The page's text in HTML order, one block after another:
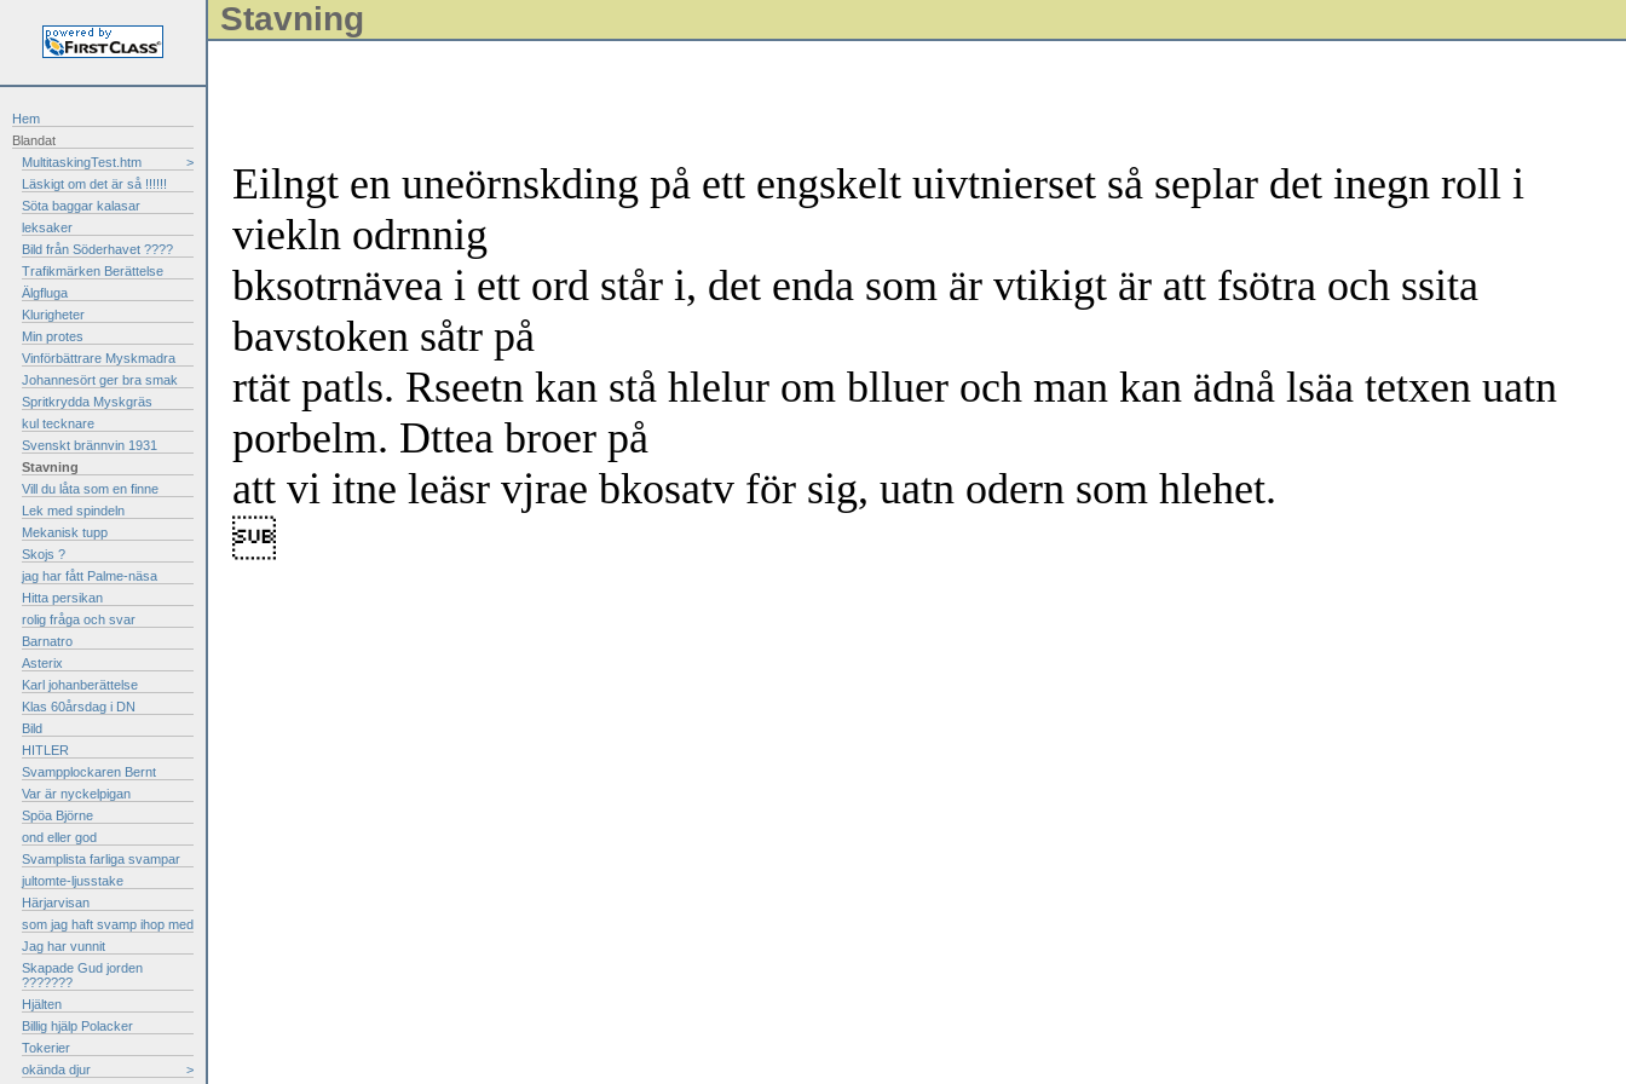
Hem
Blandat
MultitaskingTest.htm
>
Läskigt om det är så !!!!!!
Söta baggar kalasar
leksaker
Bild från Söderhavet ????
Trafikmärken Berättelse
Älgfluga
Klurigheter
Min protes
Vinförbättrare Myskmadra
Johannesört ger bra smak
Spritkrydda Myskgräs
kul tecknare
Svenskt brännvin 1931
Stavning
Vill du låta som en finne
Lek med spindeln
Mekanisk tupp
Skojs ?
jag har fått Palme-näsa
Hitta persikan
rolig fråga och svar
Barnatro
Asterix
Karl johanberättelse
Klas 60årsdag i DN
Bild
HITLER
Svampplockaren Bernt
Var är nyckelpigan
Spöa Björne
ond eller god
Svamplista farliga svampar
jultomte-ljusstake
Härjarvisan
som jag haft svamp ihop med
Jag har vunnit
Skapade Gud jorden
???????
Hjälten
Billig hjälp Polacker
Tokerier
okända djur
>
Stavning
Eilngt en uneörnskding på ett engskelt uivtnierset så seplar det inegn roll i
viekln odrnnig
bksotrnävea i ett ord står i, det enda som är vtikigt är att fsötra och ssita
bavstoken såtr på
rtät patls. Rseetn kan stå hlelur om blluer och man kan ädnå lsäa tetxen uatn
porbelm. Dttea broer på
att vi itne leäsr vjrae bkosatv för sig, uatn odern som hlehet.
